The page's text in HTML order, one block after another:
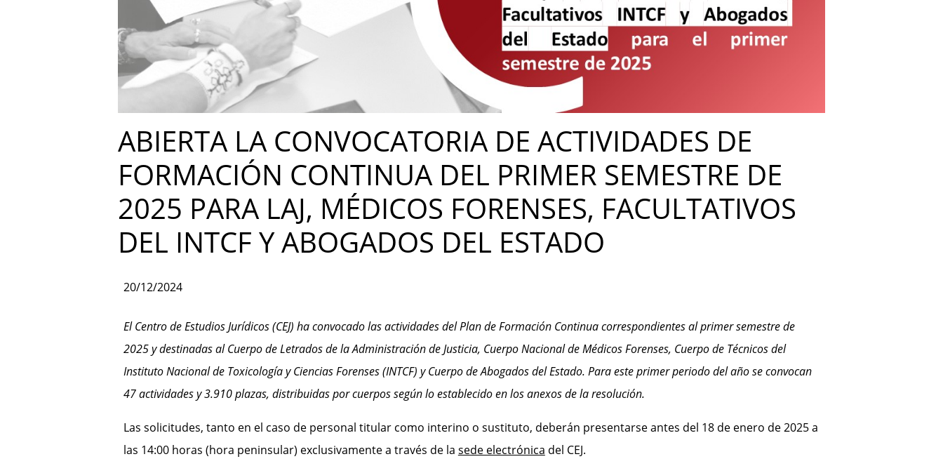
ABIERTA LA CONVOCATORIA DE ACTIVIDADES DE
FORMACIÓN CONTINUA DEL PRIMER SEMESTRE DE
2025 PARA LAJ, MÉDICOS FORENSES, FACULTATIVOS
DEL INTCF Y ABOGADOS DEL ESTADO
20/12/2024
El Centro de Estudios Jurídicos (CEJ) ha convocado las actividades del Plan de Formación Continua correspondientes al primer semestre de
2025 y destinadasal Cuerpo de Letrados de la Administración de Justicia, Cuerpo Nacional de Médicos Forenses, Cuerpo de Técnicos del
Instituto Nacional de Toxicología y Ciencias Forenses (INTCF) y Cuerpo de Abogados del Estado. Para este primer periodo del año se convocan
47 actividades y 3.910 plazas, distribuidas por cuerpos según lo establecido en los anexos de la resolución.
Las solicitudes, tanto en el caso de personal titular como interino o sustituto, deberán presentarse antes del 18 de enero de 2025 a
las 14:00 horas (hora peninsular) exclusivamente a través de la sede electrónica del CEJ.